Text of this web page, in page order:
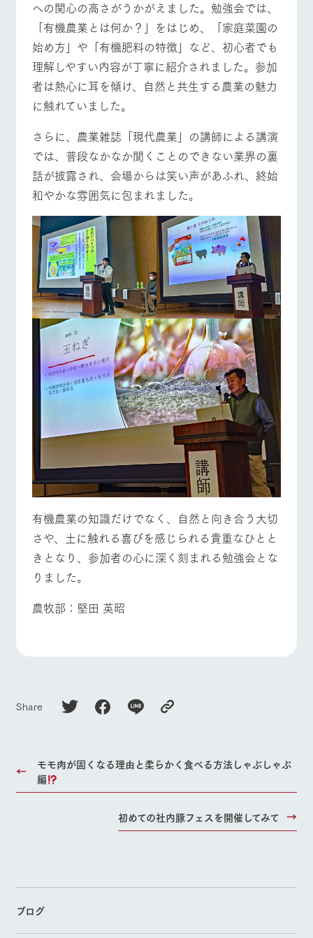
お問い合
わせ・資
料請求
牧場内を巡る周
遊バスのご案内
個人情報取扱いについて
営業時間・料金 交通アクセス
よくあるご質問
団体のお客様へ
ペットをお連れの
お客様へ お問い合わせ
への関心の高さがうかがえました。勉強会では、
「有機農業とは何か？」をはじめ、「家庭菜園の
始め方」や「有機肥料の特徴」など、初心者でも
理解しやすい内容が丁寧に紹介されました。参加
者は熱心に耳を傾け、自然と共生する農業の魅力
に触れていました。
さらに、農業雑誌「現代農業」の講師による講演
では、普段なかなか聞くことのできない業界の裏
話が披露され、会場からは笑い声があふれ、終始
和やかな雰囲気に包まれました。
有機農業の知識だけでなく、自然と向き合う大切
さや、土に触れる喜びを感じられる貴重なひとと
きとなり、参加者の心に深く刻まれる勉強会とな
りました。
農牧部：堅田 英昭
Share
モモ肉が固くなる理由と柔らかく食べる方法しゃぶしゃぶ
編
初めての社内豚フェスを開催してみて
ブログ